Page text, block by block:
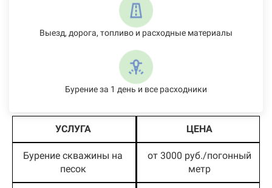
Выезд, дорога, топливо и расходные материалы
Бурение за 1 день и все расходники
УСЛУГА ЦЕНА
Бурение скважины на
песок
от 3000 руб./погонный
метр